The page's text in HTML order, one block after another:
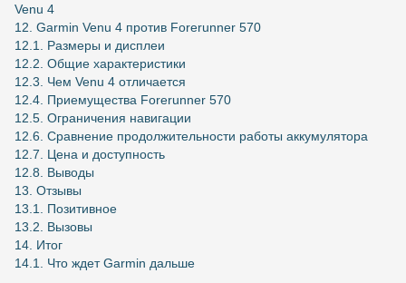
Venu 4
12. Garmin Venu 4 против Forerunner 570
12.1. Размеры и дисплеи
12.2. Общие характеристики
12.3. Чем Venu 4 отличается
12.4. Приемущества Forerunner 570
12.5. Ограничения навигации
12.6. Сравнение продолжительности работы аккумулятора
12.7. Цена и доступность
12.8. Выводы
13. Отзывы
13.1. Позитивное
13.2. Вызовы
14. Итог
14.1. Что ждет Garmin дальше